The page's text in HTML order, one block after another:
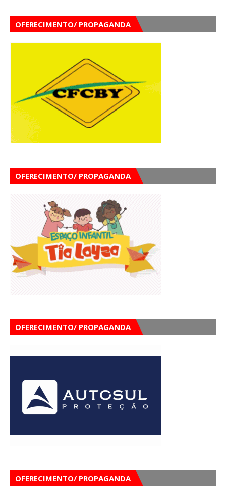
OFERECIMENTO/ PROPAGANDA
OFERECIMENTO/ PROPAGANDA
OFERECIMENTO/ PROPAGANDA
OFERECIMENTO/ PROPAGANDA